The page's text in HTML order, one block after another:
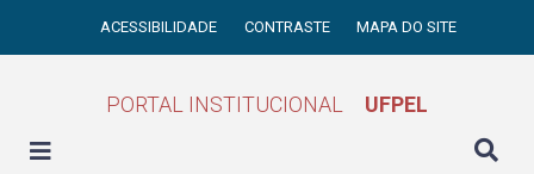
ACESSIBILIDADE CONTRASTE MAPA DO SITE
PORTAL INSTITUCIONAL UFPEL